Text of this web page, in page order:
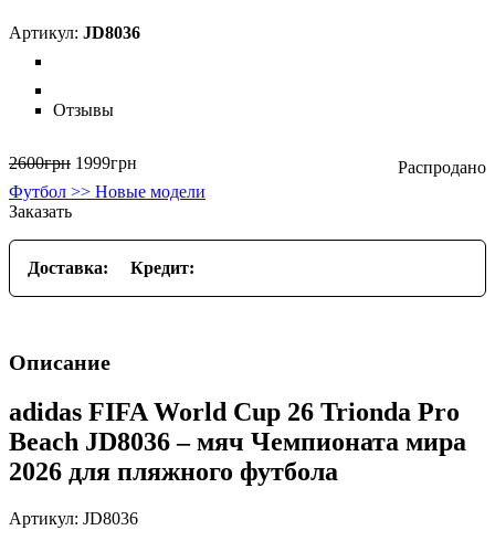
JD8036
Отзывы
2600грн 1999грн
Футбол >> Новые модели
Заказать
Доставка: Кредит:
Описание
adidas FIFA World Cup 26 Trionda Pro
Beach JD8036 – мяч Чемпионата мира
2026 для пляжного футбола
Артикул: JD8036